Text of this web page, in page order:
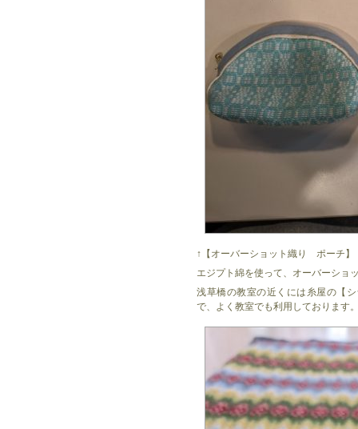
↑【オーバーショット織り ポーチ】
エジプト綿を使って、オーバーショ
浅草橋の教室の近くには糸屋の【
で、よく教室でも利用しております